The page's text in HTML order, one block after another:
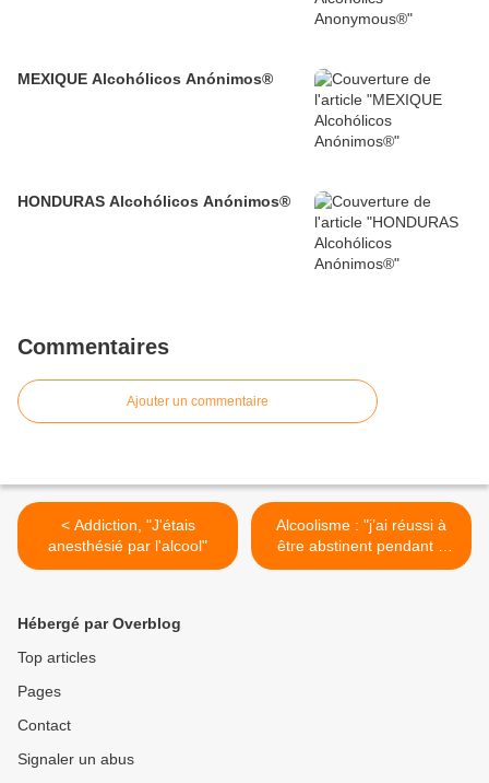
MEXIQUE Alcohólicos Anónimos®
HONDURAS Alcohólicos Anónimos®
Commentaires
Ajouter un commentaire
< Addiction, "J'étais
anesthésié par l'alcool"
Alcoolisme : "j’ai réussi à
être abstinent pendant 3
mois, puis j’ai rechuté", des
Hébergé par Overblog
Top articles
Pages
Contact
Signaler un abus